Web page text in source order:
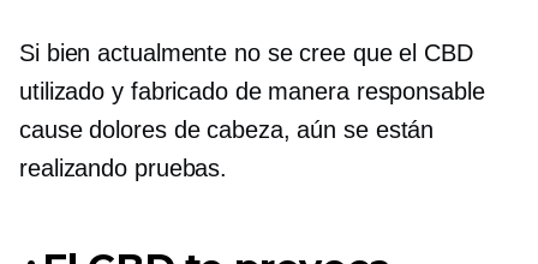
Si bien actualmente no se cree que el CBD
utilizado y fabricado de manera responsable
cause dolores de cabeza, aún se están
realizando pruebas.